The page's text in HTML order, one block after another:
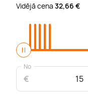
Vidējā cena 32,66 €
No
€